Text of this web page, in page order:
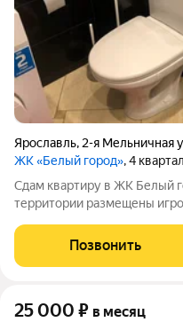
Ярославль, 2-я Мельничная
ЖК «Белый город», 4
Сдам квартиру в ЖК Белый
территории размещены
в отличном состоянии с
газовым отоплением ,
Позвонить
25 000 ₽ в месяц